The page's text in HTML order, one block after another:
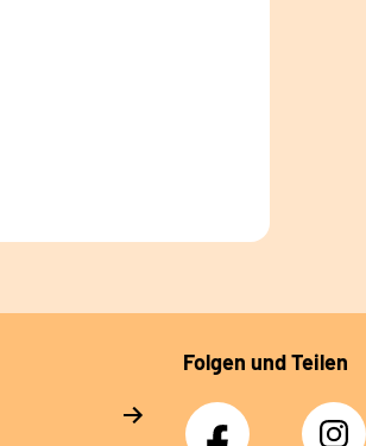
Folgen und Teilen
Facebook Instagram